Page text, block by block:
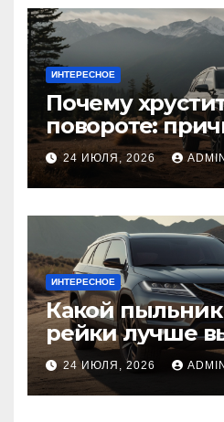
ИНТЕРЕСНОЕ
Почему
повороте:
диагностика
24 ИЮЛЯ, 2026
ИНТЕРЕСНОЕ
Какой
рейки лучше
оригинальный
резина или
24 ИЮЛЯ, 2026